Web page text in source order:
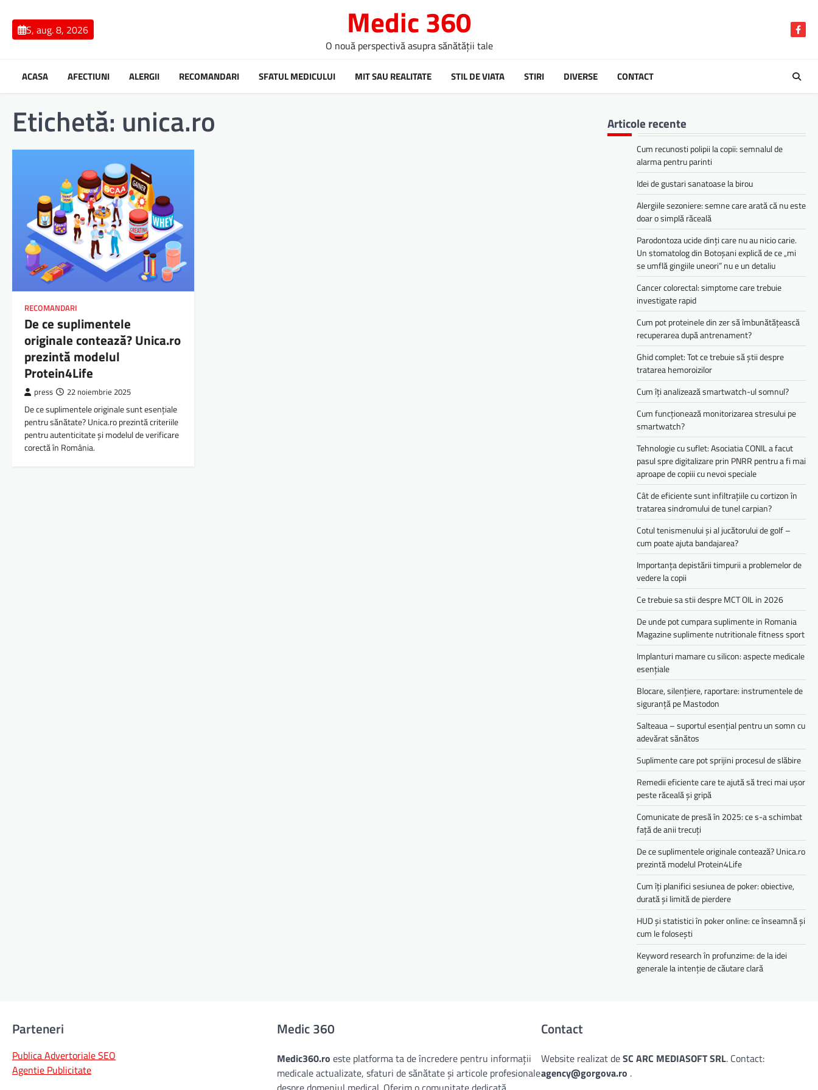
contentS, aug. 8, 2026 Medic 360
O nouă perspectivă asupra sănătății tale
ACASA AFECTIUNI ALERGII RECOMANDARI SFATUL MEDICULUI MIT SAU REALITATE STIL DE VIATA STIRI DIVERSE CONTACT
Etichetă: unica.ro
RECOMANDARI
De ce suplimentele
originale contează? Unica.ro
prezintă modelul
Protein4Life
press 22 noiembrie 2025
De ce suplimentele originale sunt esențiale
pentru sănătate? Unica.ro prezintă criteriile
pentru autenticitate și modelul de verificare
corectă în România.
Articole recente
Cum recunosti polipii la copii: semnalul de
alarma pentru parinti
Idei de gustari sanatoase la birou
Alergiile sezoniere: semne care arată că nu este
doar o simplă răceală
Parodontoza ucide dinți care nu au nicio carie.
Un stomatolog din Botoșani explică de ce „mi
se umflă gingiile uneori” nu e un detaliu
Cancer colorectal: simptome care trebuie
investigate rapid
Cum pot proteinele din zer să îmbunătățească
recuperarea după antrenament?
Ghid complet: Tot ce trebuie să știi despre
tratarea hemoroizilor
Cum îți analizează smartwatch-ul somnul?
Cum funcționează monitorizarea stresului pe
smartwatch?
Tehnologie cu suflet: Asociatia CONIL a facut
pasul spre digitalizare prin PNRR pentru a fi mai
aproape de copiii cu nevoi speciale
Cât de eficiente sunt infiltrațiile cu cortizon în
tratarea sindromului de tunel carpian?
Cotul tenismenului și al jucătorului de golf –
cum poate ajuta bandajarea?
Importanța depistării timpurii a problemelor de
vedere la copii
Ce trebuie sa stii despre MCT OIL in 2026
De unde pot cumpara suplimente in Romania
Magazine suplimente nutritionale fitness sport
Implanturi mamare cu silicon: aspecte medicale
esențiale
Blocare, silențiere, raportare: instrumentele de
siguranță pe Mastodon
Salteaua – suportul esențial pentru un somn cu
adevărat sănătos
Suplimente care pot sprijini procesul de slăbire
Remedii eficiente care te ajută să treci mai ușor
peste răceală și gripă
Comunicate de presă în 2025: ce s-a schimbat
față de anii trecuți
De ce suplimentele originale contează? Unica.ro
prezintă modelul Protein4Life
Cum îți planifici sesiunea de poker: obiective,
durată și limită de pierdere
HUD și statistici în poker online: ce înseamnă și
cum le folosești
Keyword research în profunzime: de la idei
generale la intenție de căutare clară
Parteneri
Publica Advertoriale SEO
Agentie Publicitate
Medic 360
Medic360.ro este platforma ta de încredere pentru informații
medicale actualizate, sfaturi de sănătate și articole profesionale
Contact
Website realizat deSC ARC MEDIASOFT SRL. Contact:
agency@gorgova.ro .